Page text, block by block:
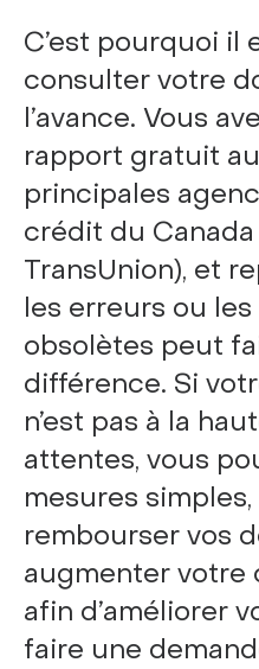
C’est pourquoi il
consulter votre
l’avance. Vous
rapport gratuit
principales
crédit du
TransUnion), et
les erreurs ou
obsolètes peut
différence. Si
n’est pas à la
attentes, vous
mesures
rembourser vos
augmenter votre
afin d’améliorer
faire une